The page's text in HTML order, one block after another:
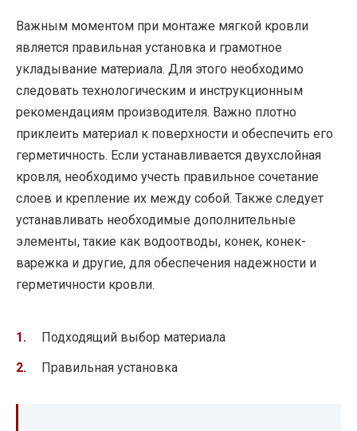
Важным моментом при монтаже мягкой кровли
является правильная установка и грамотное
укладывание материала. Для этого необходимо
следовать технологическим и инструкционным
рекомендациям производителя. Важно плотно
приклеить материал к поверхности и обеспечить его
герметичность. Если устанавливается двухслойная
кровля, необходимо учесть правильное сочетание
слоев и крепление их между собой. Также следует
устанавливать необходимые дополнительные
элементы, такие как водоотводы, конек, конек-
варежка и другие, для обеспечения надежности и
герметичности кровли.
Подходящий выбор материала
Правильная установка